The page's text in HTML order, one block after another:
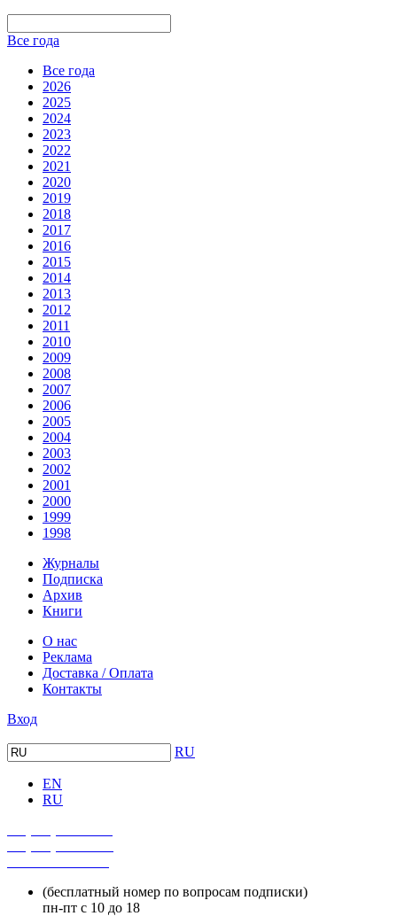
Все года
Все года
2026
2025
2024
2023
2022
2021
2020
2019
2018
2017
2016
2015
2014
2013
2012
2011
2010
2009
2008
2007
2006
2005
2004
2003
2002
2001
2000
1999
1998
Журналы
Подписка
Архив
Книги
О нас
Реклама
Доставка / Оплата
Контакты
Вход
RU
EN
RU
(бесплатный номер по вопросам подписки)
пн-пт с 10 до 18